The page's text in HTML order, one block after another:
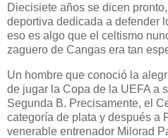
Diecisiete años se dicen
deportiva dedicada a defender
eso es algo que el celtismo
zaguero de Cangas era tan
Un hombre que conoció la
de jugar la Copa de la UEFA a
Segunda B. Precisamente, el
categoría de plata y después a
venerable entrenador Milorad